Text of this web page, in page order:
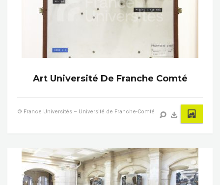
Art Université De Franche Comté
© France Universités – Université de Franche-Comté